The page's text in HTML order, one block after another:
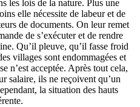
les lois de la nature. Plus une
elle nécessite de labeur et de
de documents. On leur remet
de s’exécuter et de rendre
Qu’il pleuve, qu’il fasse froid
villages sont endommagées et
n’est acceptée. Après tout cela,
salaire, ils ne reçoivent qu’un
la situation des hauts